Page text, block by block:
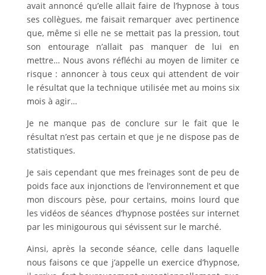
avait annoncé qu’elle allait faire de l’hypnose à tous
ses collègues, me faisait remarquer avec pertinence
que, même si elle ne se mettait pas la pression, tout
son entourage n’allait pas manquer de lui en
mettre… Nous avons réfléchi au moyen de limiter ce
risque : annoncer à tous ceux qui attendent de voir
le résultat que la technique utilisée met au moins six
mois à agir…
Je ne manque pas de conclure sur le fait que le
résultat n’est pas certain et que je ne dispose pas de
statistiques.
Je sais cependant que mes freinages sont de peu de
poids face aux injonctions de l’environnement et que
mon discours pèse, pour certains, moins lourd que
les vidéos de séances d’hypnose postées sur internet
par les minigourous qui sévissent sur le marché.
Ainsi, après la seconde séance, celle dans laquelle
nous faisons ce que j’appelle un exercice d’hypnose,